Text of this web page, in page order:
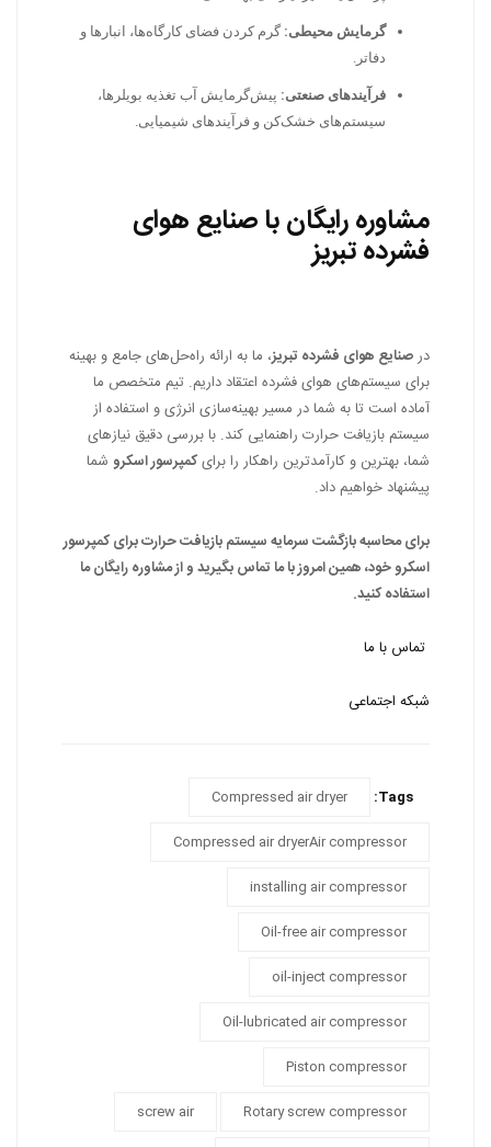
گرمایش محیطی: گرم کردن فضای کارگاه‌ها، انبارها و
دفاتر.
فرآیندهای صنعتی: پیش‌گرمایش آب تغذیه بویلرها،
سیستم‌های خشک‌کن و فرآیندهای شیمیایی.
مشاوره رایگان با صنایع هوای
فشرده تبریز
درصنایع هوای فشرده تبریز، ما به ارائه راه‌حل‌های جامع و بهینه
برای سیستم‌های هوای فشرده اعتقاد داریم. تیم متخصص ما
آماده است تا به شما در مسیر بهینه‌سازی انرژی و استفاده از
سیستم بازیافت حرارت راهنمایی کند. با بررسی دقیق نیازهای
شما، بهترین و کارآمدترین راهکار را برایکمپرسور اسکرو شما
پیشنهاد خواهیم داد.
برای محاسبه بازگشت سرمایه سیستم بازیافت حرارت برای کمپرسور
اسکرو خود، همین امروز با ما تماس بگیرید و از مشاوره رایگان ما
استفاده کنید.
تماس با ما
شبکه اجتماعی
Tags:
Compressed air dryer
Compressed air dryerAir compressor
installing air compressor
Oil-free air compressor
oil-inject compressor
Oil-lubricated air compressor
Piston compressor
Rotary screw compressor
screw air